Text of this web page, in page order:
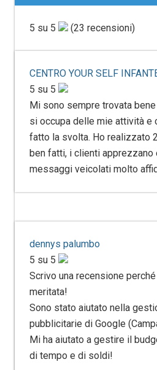
5 su 5 (23 recensioni)
CENTRO YOUR SELF
5 su 5
Mi sono sempre trovata
si occupa delle mie attività e
fatto la svolta. Ho realizzato
ben fatti, i clienti apprezzano
messaggi veicolati molto
dennys palumbo
5 su 5
Scrivo una recensione
meritata!
Sono stato aiutato nella
pubblicitarie di Google
Mi ha aiutato a gestire il
di tempo e di soldi!